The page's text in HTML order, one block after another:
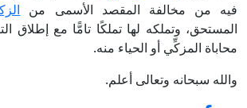
فيه من مخالفة المقصد الأسمى من
المستحق، وتملكه لها تملكًا تامًّا مع إطلاق
محاباة المزكِّي أو الحياء منه.
والله سبحانه وتعالى أعلم.